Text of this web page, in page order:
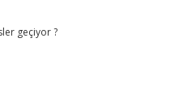
geçiyor ?